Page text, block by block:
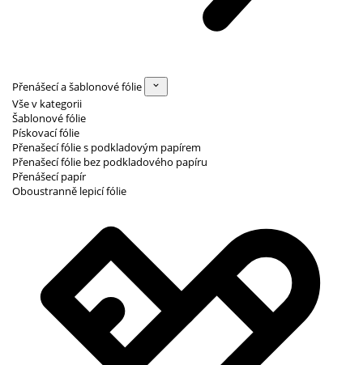
Přenášecí a šablonové fólie
Vše v kategorii
Šablonové fólie
Pískovací fólie
Přenašecí fólie s podkladovým papírem
Přenašecí fólie bez podkladového papíru
Přenášecí papír
Oboustranně lepicí fólie